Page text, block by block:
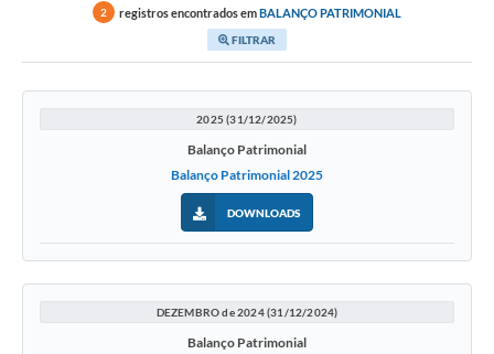
2 registros encontrados emBALANÇO PATRIMONIAL
FILTRAR
2025 (31/12/2025)
Balanço Patrimonial
Balanço Patrimonial 2025
DOWNLOADS
DEZEMBRO de 2024 (31/12/2024)
Balanço Patrimonial